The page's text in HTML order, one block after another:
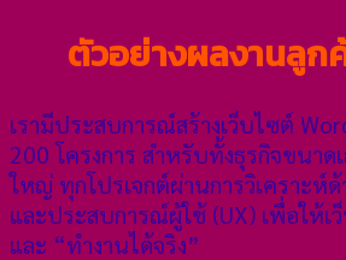
ตัวอย่างผลงานลูก
เรามีประสบการณ์สร้างเว็บไซต์
200 โครงการ สำหรับทั้งธุรกิจขนาด
ใหญ่ ทุกโปรเจกต์ผ่านการวิเคราะห์ด้
และประสบการณ์ผู้ใช้ (UX) เพื่อให้เ
และ “ทำงานได้จริง”